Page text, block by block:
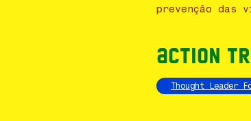
prevenção das
Action
Thought Leader